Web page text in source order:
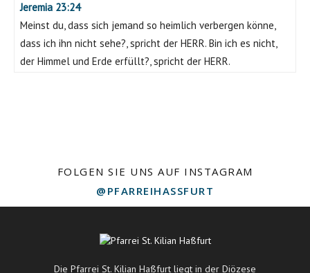
Königsberg und Prappach auf dem Weg
Jeremia 23:24
Meinst du, dass sich jemand so heimlich verbergen könne,
dass ich ihn nicht sehe?, spricht der HERR. Bin ich es nicht,
der Himmel und Erde erfüllt?, spricht der HERR.
FOLGEN SIE UNS AUF INSTAGRAM
@PFARREIHASSFURT
Die Pfarrei St. Kilian Haßfurt liegt in der Diözese